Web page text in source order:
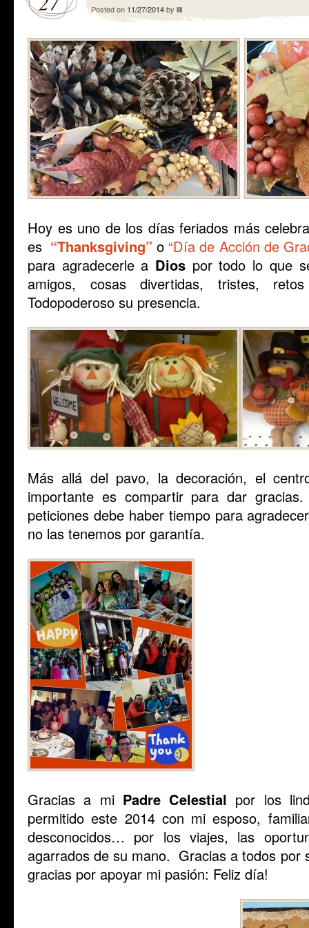
Posted on 11/27/2014by lili
Hoy es uno de los días feriados más
es “Thanksgiving” o “Día de Acción de
para agradecerle a Dios por todo lo que
amigos, cosas divertidas, tristes,
Todopoderoso su presencia.
Más allá del pavo, la decoración, el
importante es compartir para dar
peticiones debe haber tiempo para
no las tenemos por garantía.
Gracias a mi Padre Celestial por los
permitido este 2014 con mi esposo,
desconocidos… por los viajes, las
agarrados de su mano. Gracias a todos por
gracias por apoyar mi pasión: Feliz día!